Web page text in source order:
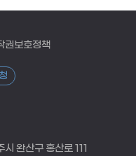
권보호정책
완산구 홍산로 111